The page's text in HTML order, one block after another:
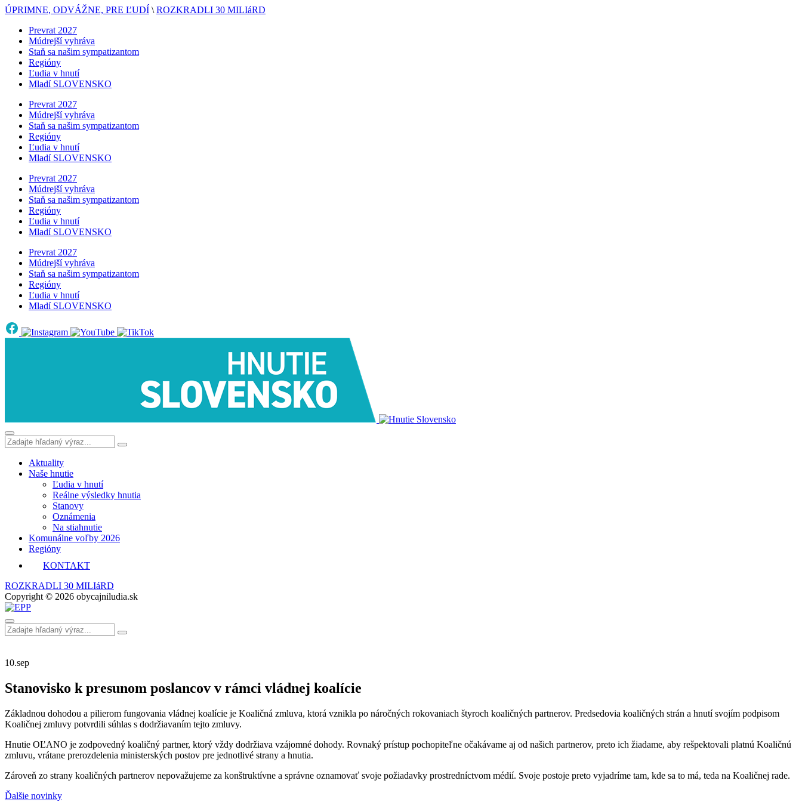
ÚPRIMNE, ODVÁŽNE, PRE ĽUDÍ \ ROZKRADLI 30 MILIáRD
Prevrat 2027
Múdrejší vyhráva
Staň sa našim sympatizantom
Regióny
Ľudia v hnutí
Mladí SLOVENSKO
Prevrat 2027
Múdrejší vyhráva
Staň sa našim sympatizantom
Regióny
Ľudia v hnutí
Mladí SLOVENSKO
Prevrat 2027
Múdrejší vyhráva
Staň sa našim sympatizantom
Regióny
Ľudia v hnutí
Mladí SLOVENSKO
Prevrat 2027
Múdrejší vyhráva
Staň sa našim sympatizantom
Regióny
Ľudia v hnutí
Mladí SLOVENSKO
Aktuality
Naše hnutie
Ľudia v hnutí
Reálne výsledky hnutia
Stanovy
Oznámenia
Na stiahnutie
Komunálne voľby 2026
Regióny
KONTAKT
ROZKRADLI 30 MILIáRD
Copyright © 2026 obycajniludia.sk
10.sep
Stanovisko k presunom poslancov v rámci vládnej koalície
Základnou dohodou a pilierom fungovania vládnej koalície je Koaličná zmluva, ktorá vznikla po náročných rokovaniach štyroch koaličných partnerov. Predsedovia koaličných strán a hnutí svojím podpisom
Koaličnej zmluvy potvrdili súhlas s dodržiavaním tejto zmluvy.
Hnutie OĽANO je zodpovedný koaličný partner, ktorý vždy dodržiava vzájomné dohody. Rovnaký prístup pochopiteľne očakávame aj od našich partnerov, preto ich žiadame, aby rešpektovali platnú Koaličnú
zmluvu, vrátane prerozdelenia ministerských postov pre jednotlivé strany a hnutia.
Zároveň zo strany koaličných partnerov nepovažujeme za konštruktívne a správne oznamovať svoje požiadavky prostredníctvom médií. Svoje postoje preto vyjadríme tam, kde sa to má, teda na Koaličnej rade.
Ďalšie novinky